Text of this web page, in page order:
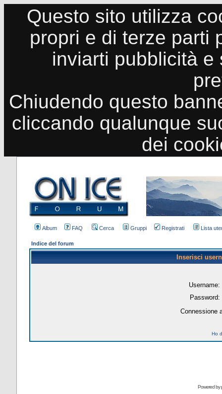
Questo sito utilizza
propri e di terze parti
inviarti pubblicità
Chiudendo questo
cliccando qualunque
dei
Album FAQ Cerca Gruppi Registrati Lista
Indice del forum
Inserisci
Username:
Password:
Connessione
Ho
Powered by